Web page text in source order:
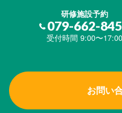
研修施設予約
079-662-
受付時間 9:00〜17:00
お問い